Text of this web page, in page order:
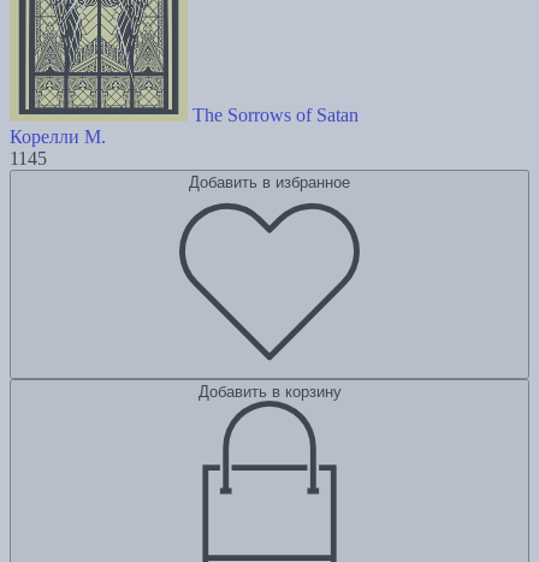
The Sorrows of Satan
Корелли М.
1145
Добавить в избранное
Добавить в корзину